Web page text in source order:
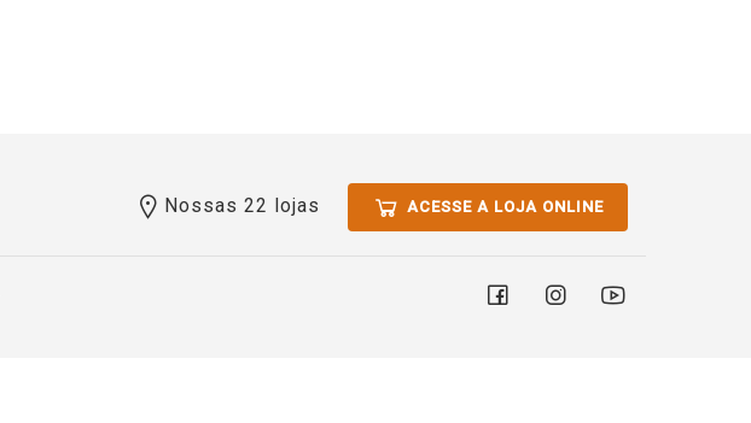
Nossas 22 lojas ACESSE A LOJA ONLINE